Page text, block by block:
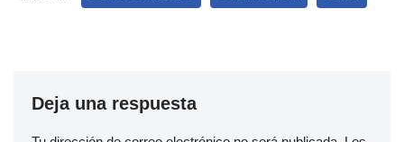
Deja una respuesta